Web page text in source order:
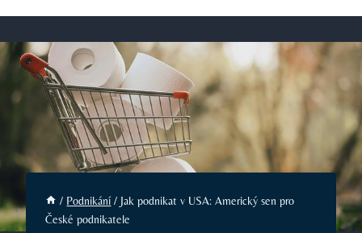
/ Podnikání / Jak podnikat v USA: Americký sen pro
České podnikatele